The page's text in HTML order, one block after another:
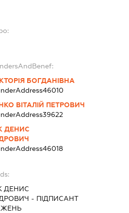
БОГДАНІВНА
46010
ВІТАЛІЙ ПЕТРОВИЧ
39622
ДЕНИС
46018
ДЕНИС
- ПІДПИСАНТ